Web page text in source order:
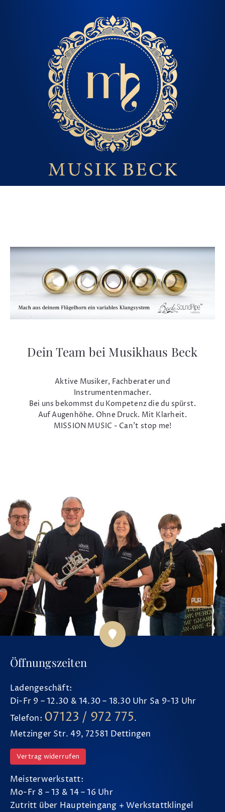
Dein Team bei Musikhaus Beck
Aktive Musiker, Fachberater und
Instrumentenmacher.
Bei uns bekommst du Kompetenz die du spürst.
Auf Augenhöhe. Ohne Druck. Mit Klarheit.
MISSION MUSIC - Can't stop me!
Öffnungszeiten
Ladengeschäft:
Di-Fr 9 – 12.30 & 14.30 – 18.30 Uhr Sa 9-13 Uhr
Telefon: 07123 / 972 775.
Metzinger Str. 49, 72581 Dettingen
Vertrag widerrufen
Meisterwerkstatt:
Mo-Fr 8 – 13 & 14 – 16 Uhr
Zutritt über Haupteingang + Werkstattklingel